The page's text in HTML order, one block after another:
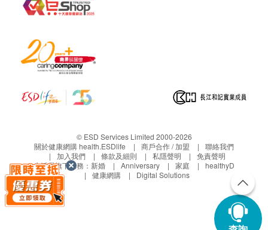
© ESD Services Limited 2000-2026
關於健康網購 health.ESDlife
商戶合作 / 加盟
聯絡我們
加入我們
條款及細則 私隱聲明
免責聲明
生活易旗下業務： 新婚 Anniversary 家庭
healthyD
健康網購
Digital Solutions